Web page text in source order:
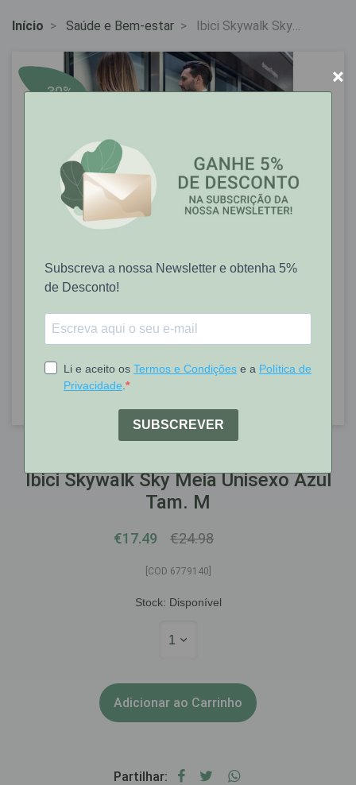
Início Saúde e Bem-estar
M
-30%
Ibici Skywalk Sky Meia Unisexo Azul
Tam. M
€17.49 €24.98
[COD 6779140]
Stock: Disponível
1
Adicionar ao Carrinho
Partilhar:
×